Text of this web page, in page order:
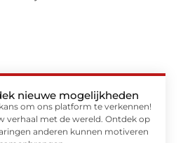
nieuwe mogelijkheden
om ons platform te verkennen!
verhaal met de wereld. Ontdek op
anderen kunnen motiveren